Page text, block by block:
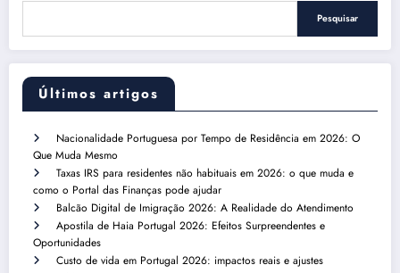
Pesquisar
Últimos artigos
Nacionalidade Portuguesa por Tempo de Residência em 2026: O
Que Muda Mesmo
Taxas IRS para residentes não habituais em 2026: o que muda e
como o Portal das Finanças pode ajudar
Balcão Digital de Imigração 2026: A Realidade do Atendimento
Apostila de Haia Portugal 2026: Efeitos Surpreendentes e
Oportunidades
Custo de vida em Portugal 2026: impactos reais e ajustes